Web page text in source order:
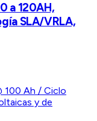
a 120AH,
SLA/VRLA,